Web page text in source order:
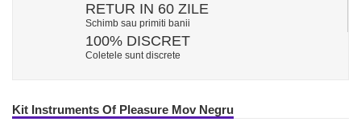
RETUR IN 60 ZILE
Schimb sau primiti banii
100% DISCRET
Coletele sunt discrete
Kit Instruments Of Pleasure Mov Negru